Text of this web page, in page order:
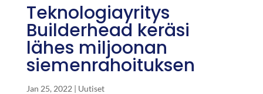
Teknologiayritys
Builderhead keräsi
lähes miljoonan
siemenrahoituksen
Jan 25, 2022 | Uutiset